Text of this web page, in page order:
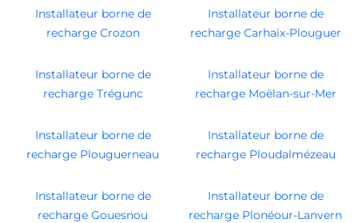
Installateur borne de
recharge Crozon
Installateur borne de
recharge Carhaix-Plouguer
Installateur borne de
recharge Trégunc
Installateur borne de
recharge Moëlan-sur-Mer
Installateur borne de
recharge Plouguerneau
Installateur borne de
recharge Ploudalmézeau
Installateur borne de
recharge Gouesnou
Installateur borne de
recharge Plonéour-Lanvern